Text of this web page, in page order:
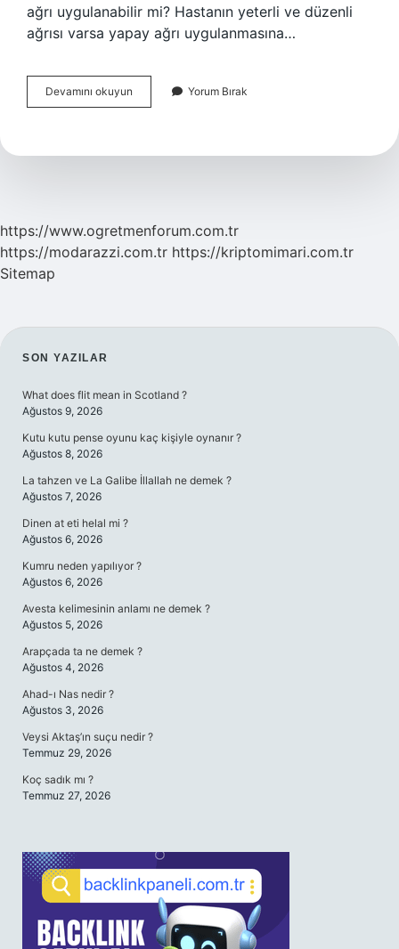
ağrı uygulanabilir mi? Hastanın yeterli ve düzenli
ağrısı varsa yapay ağrı uygulanmasına…
Devamını okuyun
Olması
Yapmak
Yorum Bırak
https://www.ogretmenforum.com.tr
https://modarazzi.com.tr https://kriptomimari.com.tr
Sitemap
SIDEBAR
SON YAZILAR
What does flit mean in Scotland ?
Ağustos 9, 2026
Kutu kutu pense oyunu kaç kişiyle oynanır ?
Ağustos 8, 2026
La tahzen ve La Galibe İllallah ne demek ?
Ağustos 7, 2026
Dinen at eti helal mi ?
Ağustos 6, 2026
Kumru neden yapılıyor ?
Ağustos 6, 2026
Avesta kelimesinin anlamı ne demek ?
Ağustos 5, 2026
Arapçada ta ne demek ?
Ağustos 4, 2026
Ahad-ı Nas nedir ?
Ağustos 3, 2026
Veysi Aktaş’ın suçu nedir ?
Temmuz 29, 2026
Koç sadık mı ?
Temmuz 27, 2026